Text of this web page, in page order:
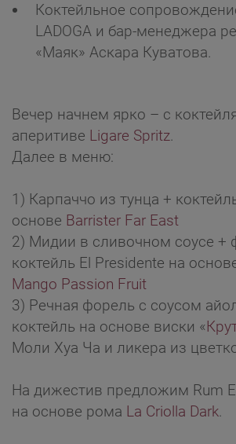
Коктейльное
LADOGA и бар-менеджера
«Маяк» Аскара Куватова.
Вечер начнем ярко – с
аперитиве Ligare Spritz.
Далее в меню:
1) Карпаччо из тунца +
основе Barrister Far East
2) Мидии в сливочном соусе +
коктейль El Presidente на
Mango Passion Fruit
3) Речная форель с соусом
коктейль на основе виски «
Моли Хуа Ча и ликера из
На дижестив предложим Rum
на основе рома La Criolla Dark.